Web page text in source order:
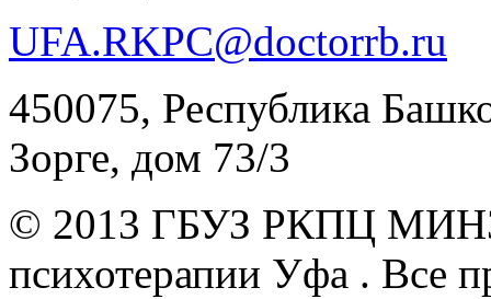
UFA.RKPC@doctorrb.ru
450075, Республика
Зорге, дом 73/3
© 2013 ГБУЗ РКПЦ
психотерапии Уфа . Все